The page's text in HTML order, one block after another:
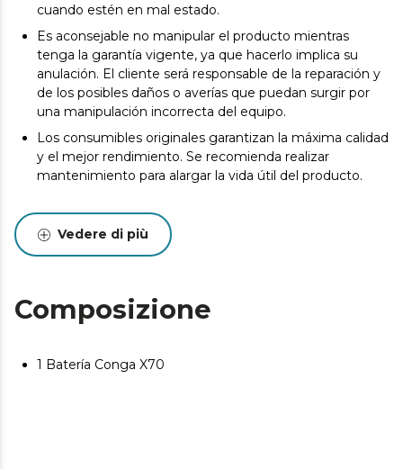
cuando estén en mal estado.
Es aconsejable no manipular el producto mientras
tenga la garantía vigente, ya que hacerlo implica su
anulación. El cliente será responsable de la reparación y
de los posibles daños o averías que puedan surgir por
una manipulación incorrecta del equipo.
Los consumibles originales garantizan la máxima calidad
y el mejor rendimiento. Se recomienda realizar
mantenimiento para alargar la vida útil del producto.
Vedere di più
Composizione
1 Batería Conga X70